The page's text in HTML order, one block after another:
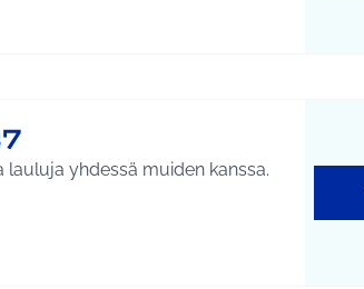
yhdessä muiden kanssa.
ja tapahtumat